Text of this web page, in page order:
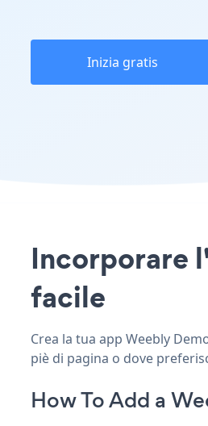
Inizia gratis
Incorporare
facile
Crea la tua app Weebly
piè di pagina o dove
How To Add a